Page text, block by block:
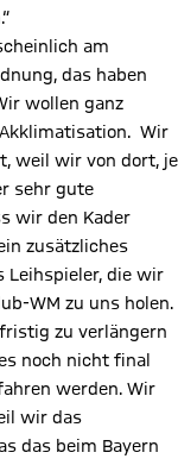
am
das haben
wollen ganz
Wir
weil wir von dort, je
sehr gute
wir den Kader
zusätzliches
Leihspieler, die wir
WM zu uns holen.
zu verlängern
noch nicht final
werden. Wir
wir das
das beim Bayern